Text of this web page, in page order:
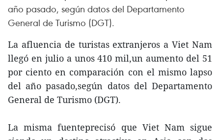
año pasado, según datos del Departamento
General de Turismo (DGT).
La afluencia de turistas extranjeros a Viet Nam
llegó en julio a unos 410 mil,un aumento del 51
por ciento en comparación con el mismo lapso
del año pasado,según datos del Departamento
General de Turismo (DGT).
La misma fuenteprecisó que Viet Nam sigue